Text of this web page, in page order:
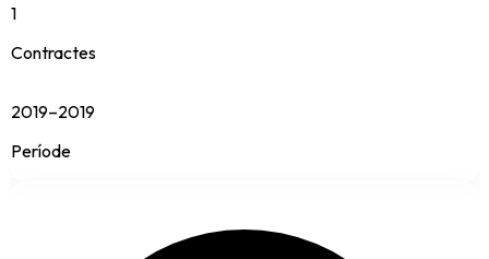
1
Contractes
2019–2019
Període